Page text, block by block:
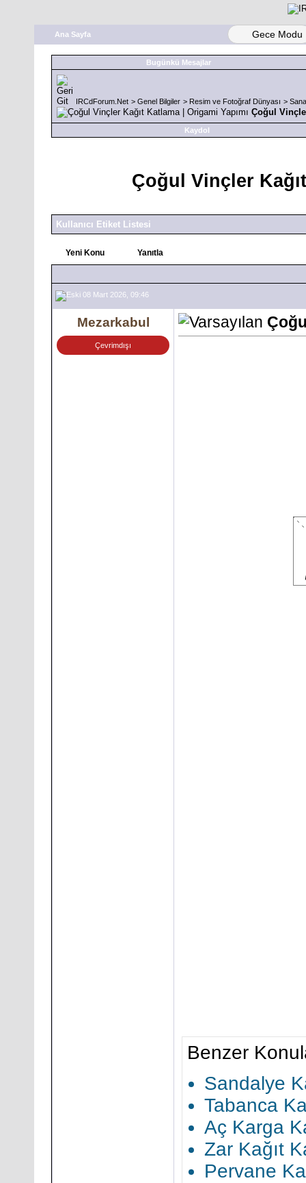
Ana Sayfa Gece Modu
Bugünkü Mesajlar
IRCdForum.Net > Genel Bilgiler > Resim ve Fotoğraf Dünyası >
Çoğul
Kaydol
Çoğul Vinçler
Kullanıcı Etiket Listesi
Yeni Konu Yanıtla
08 Mart 2026, 09:46
Mezarkabul
Çevrimdışı
Benzer
Sandalye
Tabanca
Aç Karga
Zar Kağıt
Pervane